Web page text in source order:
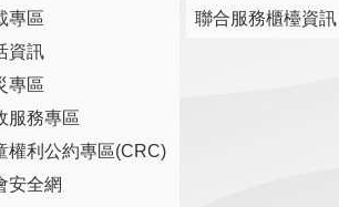
專區
資訊
專區
服務專區
權利公約專區(CRC)
安全網
聯合服務櫃檯資訊